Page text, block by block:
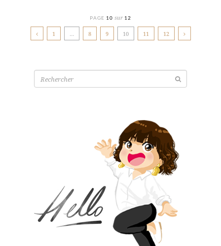
PAGE 10 sur 12
1 … 8 9 10 11 12
Recherche
pour: